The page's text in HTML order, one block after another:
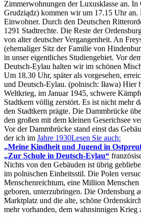
Zimmerwohnungen der Luxusklasse an. In
Grudziądz) kommen wir um 17.15 Uhr an.
Einwohner. Durch den Deutschen
1291 Stadtrechte. Die Reste der
von alter deutscher Vergangenheit. An
(ehemaliger Sitz der Familie von
in unser eigentliches Studiengebiet. Vor
Deutsch-Eylau halten wir im schönen
Um 18.30 Uhr, später als vorgesehen,
und Deutsch-Eylau. (polnisch: Iława) Hier
Weltkrieg, im Januar 1945, schwere
Stadtkern völlig zerstört. Es ist nicht mehr
den Stadtkern prägte. Die Dammbrücke
den großen mit dem kleinen Geserichsee
Vor der Dammbrücke stand einst das
der ich im Jahre 1930Lesen Sie auch:
Meine Kindheit und Jugend in
Zur Schule in Deutsch-Eylau
Nichts von den Gebäuden ist übrig
im polnischen Einheitsstil. Die Polen
Menschenreichtum, eine Million Menschen
geboren, unterzubringen. Die Ordensburg
Marktplatz und die alte, schöne
mehr vorhanden, dem wahnsinnigen Krieg